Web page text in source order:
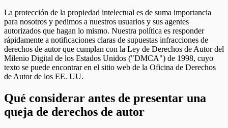
La protección de la propiedad intelectual es de suma importancia
para nosotros y pedimos a nuestros usuarios y sus agentes
autorizados que hagan lo mismo. Nuestra política es responder
rápidamente a notificaciones claras de supuestas infracciones de
derechos de autor que cumplan con la Ley de Derechos de Autor del
Milenio Digital de los Estados Unidos ("DMCA") de 1998, cuyo
texto se puede encontrar en el sitio web de la Oficina de Derechos
de Autor de los EE. UU.
Qué considerar antes de presentar una
queja de derechos de autor